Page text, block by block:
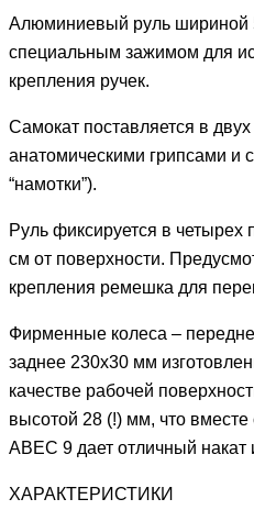
Алюминиевый руль шириной
специальным зажимом для
крепления ручек.
Самокат поставляется в
анатомическими грипсами и
“намотки”).
Руль фиксируется в четырех
см от поверхности.
крепления ремешка для
Фирменные колеса –
заднее 230х30 мм
качестве рабочей
высотой 28 (!) мм, что
ABEC 9 дает отличный
ХАРАКТЕРИСТИКИ